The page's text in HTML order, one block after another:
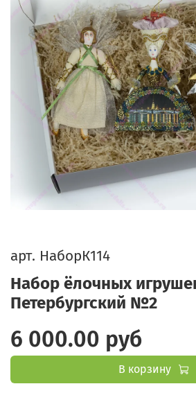
арт. НаборК114
Набор ёлочных
Петербургский №2
6 000.00 руб
В корзину